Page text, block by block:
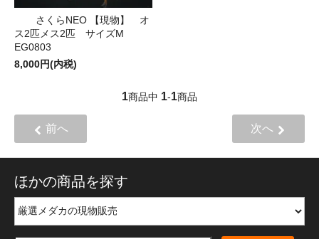
さくらNEO 【現物】 オ
ス2匹メス2匹 サイズM
EG0803
8,000円(内税)
1商品中 1-1商品
前へ 次へ
ほかの商品を探す